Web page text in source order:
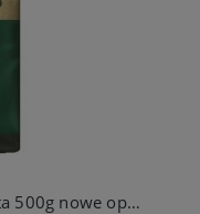
Jacobs Krönung - kawa ziarnista 500g nowe opakowanie ta sama kawa Niemcy